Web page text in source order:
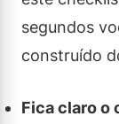
segundos
construído
Fica claro o